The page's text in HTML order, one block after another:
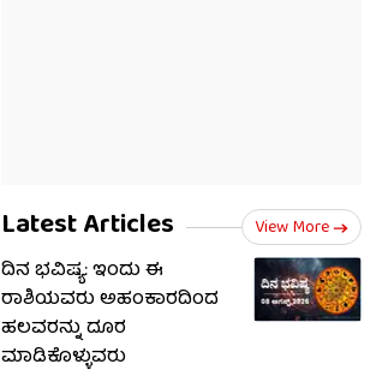
Latest Articles View More
ದಿನ ಭವಿಷ್ಯ: ಇಂದು ಈ
ರಾಶಿಯವರು ಅಹಂಕಾರದಿಂದ
ಹಲವರನ್ನು ದೂರ
ಮಾಡಿಕೊಳ್ಳುವರು